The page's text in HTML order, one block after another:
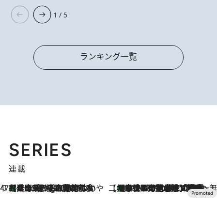
1 / 5
ランキング一覧
SERIES
連載
47都道府県の手みやげ ひんやりスイーツで夏を満喫
1 Hour Ago
【兵庫県】この夏絶対食べたい 冷やしておいしいおやつ3選 淡路島の恵みをジェラートに集約 【CREA×星野リゾート】唯一無二。癒しと発見が待つ場所へ
2026.8.7
【トンボの足水浴】ヒノキの香りに包まれて涼感マックス！約13℃の湧水かけ流しを避暑地「星野温泉 トンボの湯」で体験